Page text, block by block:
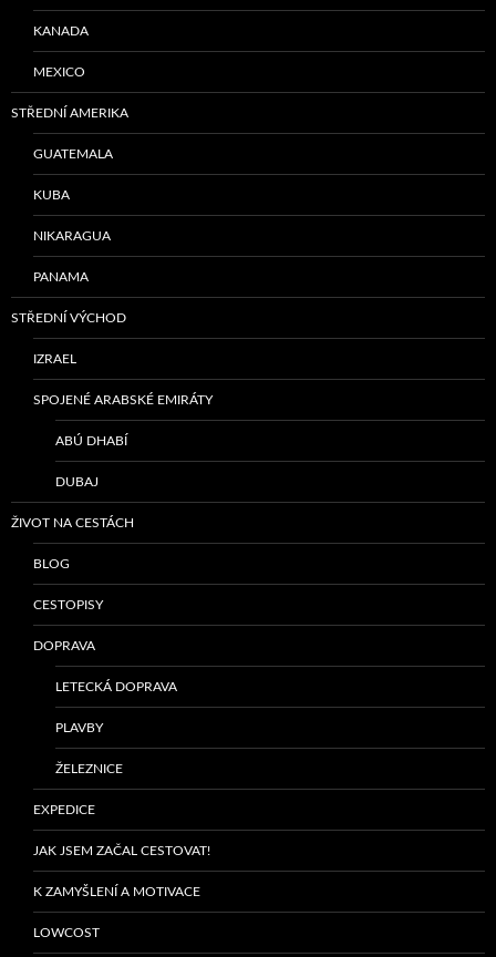
KANADA
MEXICO
STŘEDNÍ AMERIKA
GUATEMALA
KUBA
NIKARAGUA
PANAMA
STŘEDNÍ VÝCHOD
IZRAEL
SPOJENÉ ARABSKÉ EMIRÁTY
ABÚ DHABÍ
DUBAJ
ŽIVOT NA CESTÁCH
BLOG
CESTOPISY
DOPRAVA
LETECKÁ DOPRAVA
PLAVBY
ŽELEZNICE
EXPEDICE
JAK JSEM ZAČAL CESTOVAT!
K ZAMYŠLENÍ A MOTIVACE
LOWCOST